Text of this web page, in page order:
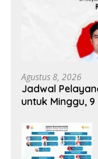
Agustus 8, 2026
Jadwal
untuk Minggu, 9